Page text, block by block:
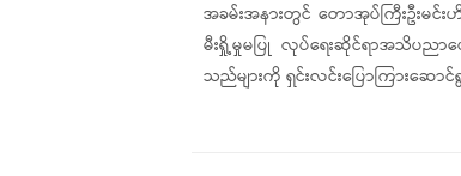
အခမ်းအနားတွင် တောအုပ်ကြီးဦးမင်း
မီးရှို့မှုမပြု လုပ်ရေးဆိုင်ရာအသိပညာပ
သည်များကို ရှင်းလင်းပြောကြားဆေ